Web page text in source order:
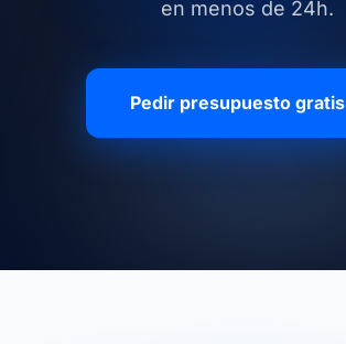
en menos de 24h.
Pedir presupuesto gratis